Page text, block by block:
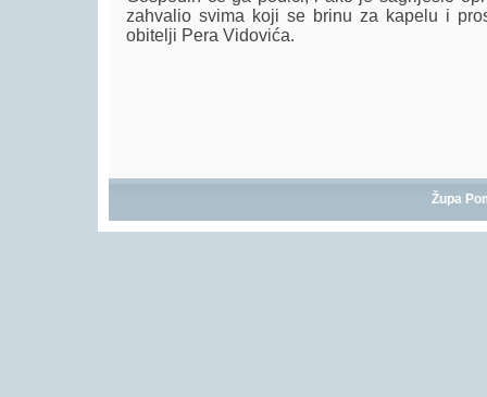
zahvalio svima koji se brinu za kapelu i
obitelji Pera Vidovića.
Župa